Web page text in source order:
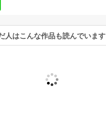
人はこんな作品も読んでいます